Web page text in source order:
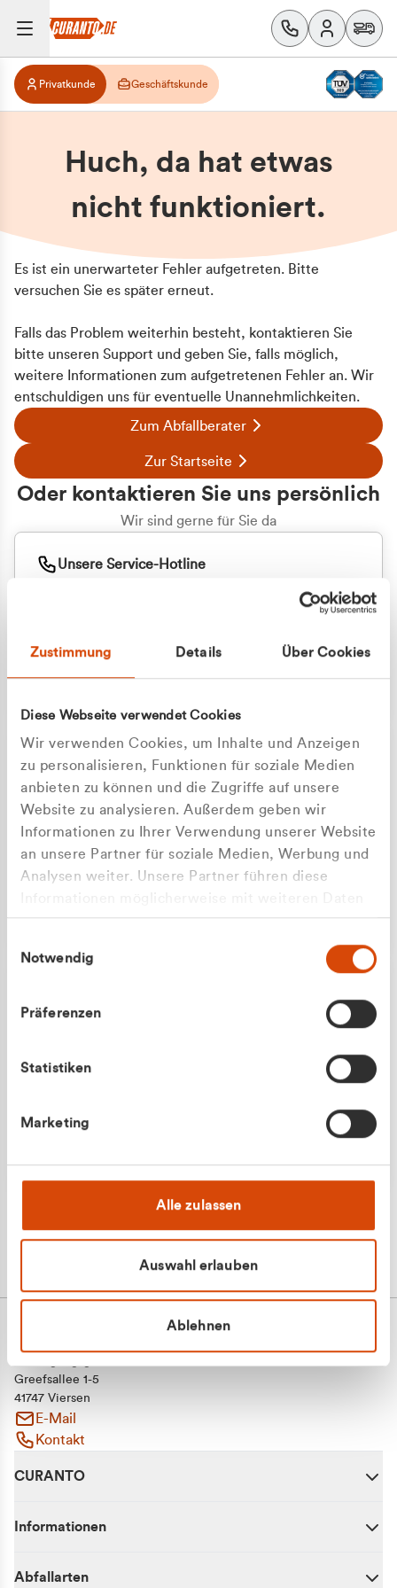
Zustimmung Details Über Cookies
Diese Webseite verwendet Cookies
Wir verwenden Cookies, um Inhalte und Anzeigen
zu personalisieren, Funktionen für soziale Medien
anbieten zu können und die Zugriffe auf unsere
Website zu analysieren. Außerdem geben wir
Informationen zu Ihrer Verwendung unserer Website
an unsere Partner für soziale Medien, Werbung und
Analysen weiter. Unsere Partner führen diese
zusammen, die Sie ihnen bereitgestellt haben oder
gesammelt haben.
Notwendig
Präferenzen
Statistiken
Marketing
Alle zulassen
Auswahl erlauben
Ablehnen
Zu welcher Kundengruppe
Privatkunde Geschäftskunde
Huch, da hat etwas
nicht funktioniert.
Es ist ein unerwarteter Fehler aufgetreten. Bitte
versuchen Sie es später erneut.
Falls das Problem weiterhin besteht, kontaktieren Sie
bitte unseren Support und geben Sie, falls möglich,
weitere Informationen zum aufgetretenen Fehler an. Wir
entschuldigen uns für eventuelle Unannehmlichkeiten.
Zum Abfallberater
Zur Startseite
Oder kontaktieren Sie uns persönlich
Wir sind gerne für Sie da
Unsere Service-Hotline
+49 177 8376058
Apilash Balanesan
Greefsallee 1-5
41747 Viersen
E-Mail
Kontakt
CURANTO
Informationen
Abfallarten